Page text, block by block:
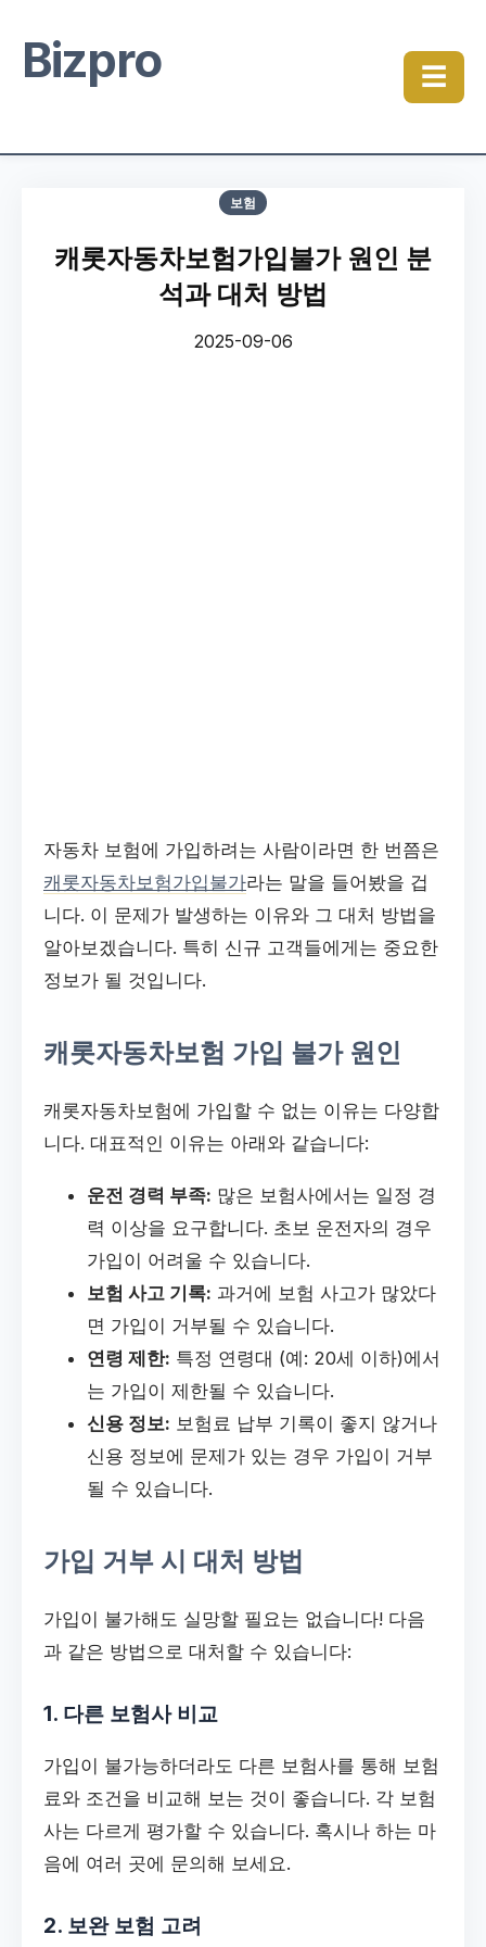
Bizpro ☰
보험
캐롯자동차보험가입불가 원인 분
석과 대처 방법
2025-09-06
자동차 보험에 가입하려는 사람이라면 한 번쯤은
캐롯자동차보험가입불가라는 말을 들어봤을 겁
니다. 이 문제가 발생하는 이유와 그 대처 방법을
알아보겠습니다. 특히 신규 고객들에게는 중요한
정보가 될 것입니다.
캐롯자동차보험 가입 불가 원인
캐롯자동차보험에 가입할 수 없는 이유는 다양합
니다. 대표적인 이유는 아래와 같습니다:
운전 경력 부족: 많은 보험사에서는 일정 경
력 이상을 요구합니다. 초보 운전자의 경우
가입이 어려울 수 있습니다.
보험 사고 기록: 과거에 보험 사고가 많았다
면 가입이 거부될 수 있습니다.
연령 제한: 특정 연령대 (예: 20세 이하)에서
는 가입이 제한될 수 있습니다.
신용 정보: 보험료 납부 기록이 좋지 않거나
신용 정보에 문제가 있는 경우 가입이 거부
될 수 있습니다.
가입 거부 시 대처 방법
가입이 불가해도 실망할 필요는 없습니다! 다음
과 같은 방법으로 대처할 수 있습니다:
1. 다른 보험사 비교
가입이 불가능하더라도 다른 보험사를 통해 보험
료와 조건을 비교해 보는 것이 좋습니다. 각 보험
사는 다르게 평가할 수 있습니다. 혹시나 하는 마
음에 여러 곳에 문의해 보세요.
2. 보완 보험 고려